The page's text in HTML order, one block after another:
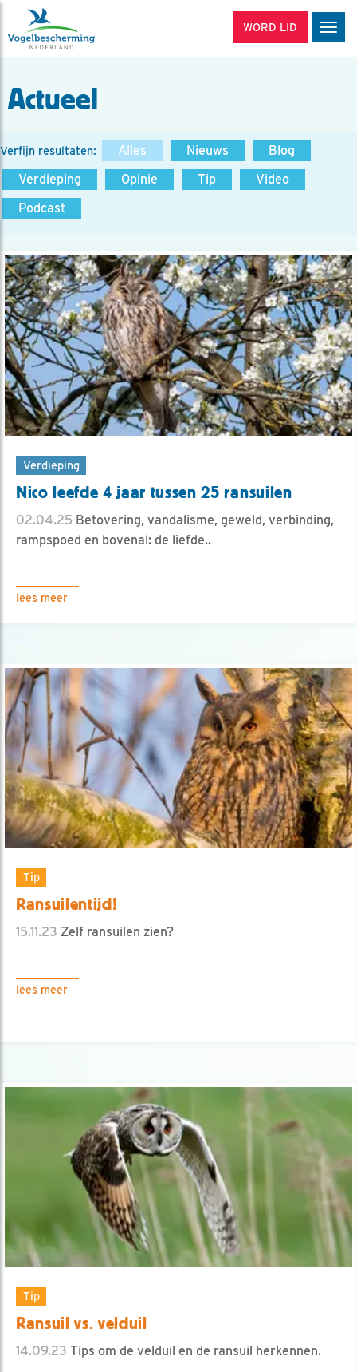
WORD LID
Actueel
Verfijn resultaten: Alles Nieuws
Blog
Verdieping
Opinie Tip
Video
Podcast
Verdieping
Nico leefde 4 jaar tussen 25 ransuilen
02.04.25 Betovering, vandalisme, geweld, verbinding,
rampspoed en bovenal: de liefde..
lees meer
Tip
Ransuilentijd!
15.11.23 Zelf ransuilen zien?
lees meer
Tip
Ransuil vs. velduil
14.09.23 Tips om de velduil en de ransuil herkennen.